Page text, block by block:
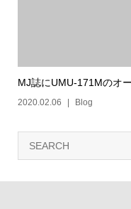
MJ誌にUMU-171Mのオ
2020.02.06 Blog